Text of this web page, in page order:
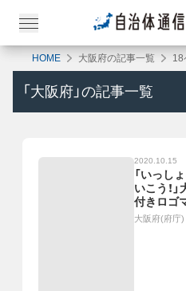
HOME 大阪府の記事一覧 18
「 大阪府 」の記事一覧
2020.10.15
「いっしょ
いこう！
付きロゴ
ト開設
大阪府(府庁)